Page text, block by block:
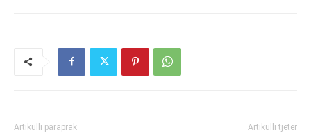
Artikulli paraprak Artikulli tjetër